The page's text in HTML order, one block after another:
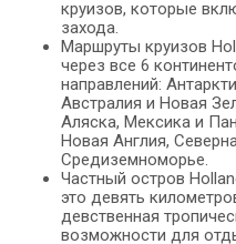
круизов, которые
захода.
Маршруты круизов
через все 6
направлений:
Австралия и Новая
Аляска, Мексика и
Новая Англия,
Средиземноморье.
Частный остров
это девять
девственная
возможности для